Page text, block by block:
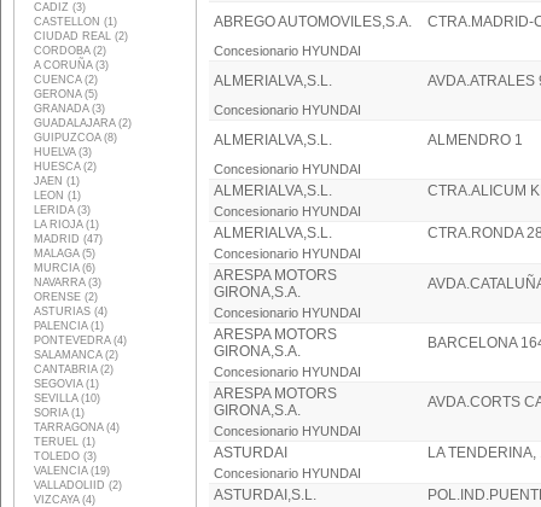
CADIZ (3)
CASTELLON (1)
CIUDAD REAL (2)
CORDOBA (2)
A CORUÑA (3)
CUENCA (2)
GERONA (5)
GRANADA (3)
GUADALAJARA (2)
GUIPUZCOA (8)
HUELVA (3)
HUESCA (2)
JAEN (1)
LEON (1)
LERIDA (3)
LA RIOJA (1)
MADRID (47)
MALAGA (5)
MURCIA (6)
NAVARRA (3)
ORENSE (2)
ASTURIAS (4)
PALENCIA (1)
PONTEVEDRA (4)
SALAMANCA (2)
CANTABRIA (2)
SEGOVIA (1)
SEVILLA (10)
SORIA (1)
TARRAGONA (4)
TERUEL (1)
TOLEDO (3)
VALENCIA (19)
VALLADOLIID (2)
VIZCAYA (4)
ABREGO AUTOMOVILES,S.A. CTRA.MADRID-
Concesionario HYUNDAI
ALMERIALVA,S.L. AVDA.ATRALES
Concesionario HYUNDAI
ALMERIALVA,S.L. ALMENDRO 1
Concesionario HYUNDAI
ALMERIALVA,S.L. CTRA.ALICUM
Concesionario HYUNDAI
ALMERIALVA,S.L. CTRA.RONDA
Concesionario HYUNDAI
ARESPA MOTORS
GIRONA,S.A.
Concesionario HYUNDAI
ARESPA MOTORS
GIRONA,S.A.
BARCELONA
Concesionario HYUNDAI
ARESPA MOTORS
GIRONA,S.A.
AVDA.CORTS
Concesionario HYUNDAI
ASTURDAI LA TENDERINA,
Concesionario HYUNDAI
ASTURDAI,S.L.